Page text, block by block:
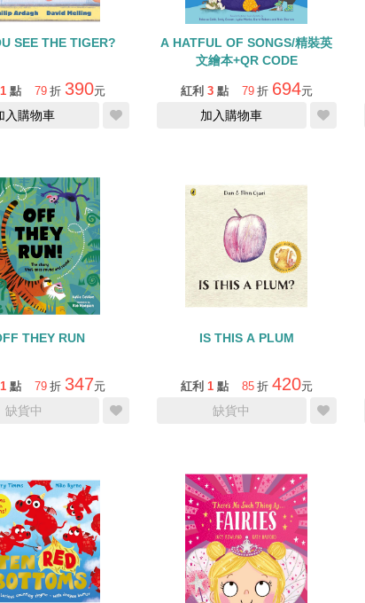
SEE THE TIGER?
1 點 79 折 390元
入購物車
A HATFUL OF SONGS/精裝英
文繪本+QR CODE
紅利 3 點 79 折 694元
加入購物車
THEY RUN
1 點 79 折 347元
缺貨中
IS THIS A PLUM
紅利 1 點 85 折 420元
缺貨中